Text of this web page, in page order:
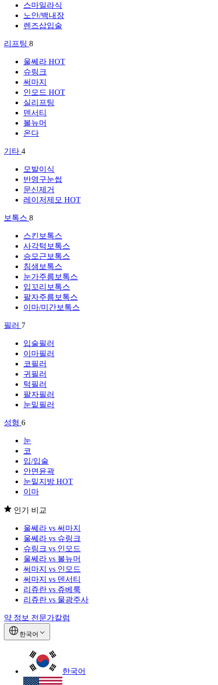
스마일라식
노안/백내장
렌즈삽입술
리프팅 8
울쎄라 HOT
슈링크
써마지
인모드 HOT
실리프팅
덴서티
볼뉴머
온다
기타 4
모발이식
반영구눈썹
문신제거
레이저제모 HOT
보톡스 8
스킨보톡스
사각턱보톡스
승모근보톡스
침샘보톡스
눈가주름보톡스
입꼬리보톡스
팔자주름보톡스
이마/미간보톡스
필러 7
입술필러
이마필러
코필러
귀필러
턱필러
팔자필러
눈밑필러
성형 6
눈
코
입/입술
안면윤곽
눈밑지방 HOT
이마
인기 비교
울쎄라 vs 써마지
울쎄라 vs 슈링크
슈링크 vs 인모드
울쎄라 vs 볼뉴머
써마지 vs 인모드
써마지 vs 덴서티
리쥬란 vs 쥬베룩
리쥬란 vs 물광주사
약 정보 전문가칼럼
한국어
한국어